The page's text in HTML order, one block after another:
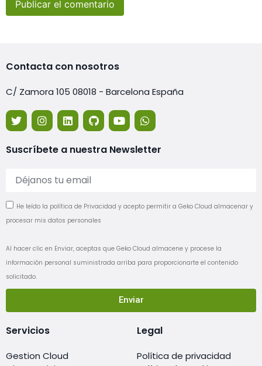
Contacta con nosotros
C/ Zamora 105 08018 - Barcelona España
Suscríbete a nuestra Newsletter
He leído la política de Privacidad y acepto permitir a Geko Cloud almacenar y
procesar mis datos personales
Al hacer clic en Enviar, aceptas que Geko Cloud almacene y procese la
información personal suministrada arriba para proporcionarte el contenido
solicitado.
Enviar
Servicios
Gestion Cloud
Legal
Política de privacidad